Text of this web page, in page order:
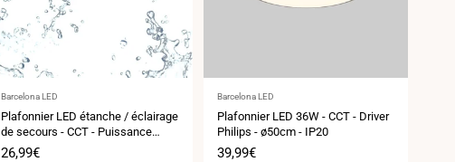
Fournisseur
:
Barcelona LED
Plafonnier LED étanche / éclairage
de secours - CCT - Puissance
réglable 12W-16W - Ø31cm - IP65
Prix
26,99€
Fournisseur
:
Barcelona LED
Plafonnier LED 36W - CCT - Driver
Philips - ø50cm - IP20
Prix
39,99€